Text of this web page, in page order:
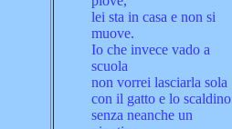
lei sta in casa e non si
muove.
Io che invece vado a
scuola
non vorrei lasciarla sola
con il gatto e lo scaldino
senza neanche un